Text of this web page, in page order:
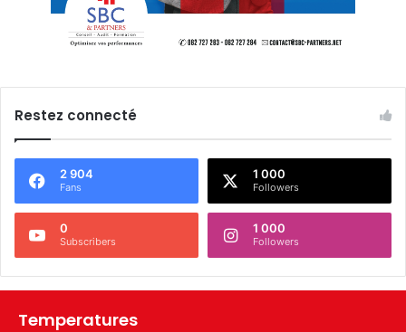
Restez connecté
2 904
Fans
1 000
Followers
0
Subscribers
1 000
Followers
Temperatures